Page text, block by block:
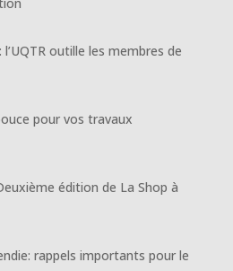
outille les membres de
pour vos travaux
édition de La Shop à
rappels importants pour le